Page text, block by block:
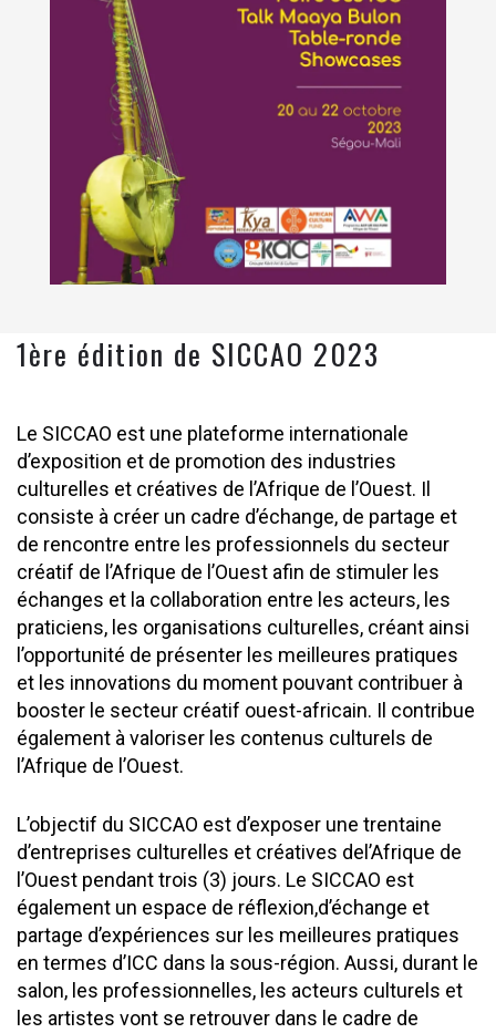
1ère édition de SICCAO 2023
Le SICCAO est une plateforme internationale
d’exposition et de promotion des industries
culturelles et créatives de l’Afrique de l’Ouest. Il
consiste à créer un cadre d’échange, de partage et
de rencontre entre les professionnels du secteur
créatif de l’Afrique de l’Ouest afin de stimuler les
échanges et la collaboration entre les acteurs, les
praticiens, les organisations culturelles, créant ainsi
l’opportunité de présenter les meilleures pratiques
et les innovations du moment pouvant contribuer à
booster le secteur créatif ouest-africain. Il contribue
également à valoriser les contenus culturels de
l’Afrique de l’Ouest.
L’objectif du SICCAO est d’exposer une trentaine
d’entreprises culturelles et créatives del’Afrique de
l’Ouest pendant trois (3) jours. Le SICCAO est
également un espace de réflexion,d’échange et
partage d’expériences sur les meilleures pratiques
en termes d’ICC dans la sous-région. Aussi, durant le
salon, les professionnelles, les acteurs culturels et
les artistes vont se retrouver dans le cadre de